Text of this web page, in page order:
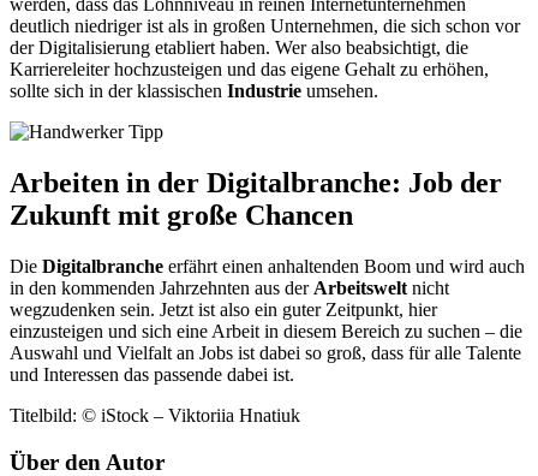
werden, dass das Lohnniveau in reinen Internetunternehmen
deutlich niedriger ist als in großen Unternehmen, die sich schon vor
der Digitalisierung etabliert haben. Wer also beabsichtigt, die
Karriereleiterhochzusteigen und das eigene Gehalt zu erhöhen,
sollte sich in der klassischen Industrie umsehen.
Arbeiten in der Digitalbranche: Job der
Zukunft mit große Chancen
Die Digitalbranche erfährt einen anhaltenden Boom und wird auch
in den kommenden Jahrzehnten aus der Arbeitswelt nicht
wegzudenken sein. Jetzt ist also ein guter Zeitpunkt, hier
einzusteigen und sich eine Arbeit in diesem Bereich zu suchen – die
Auswahl und Vielfalt an Jobs ist dabei so groß, dass für alle Talente
und Interessen das passende dabei ist.
Titelbild: © iStock – Viktoriia Hnatiuk
Über den Autor